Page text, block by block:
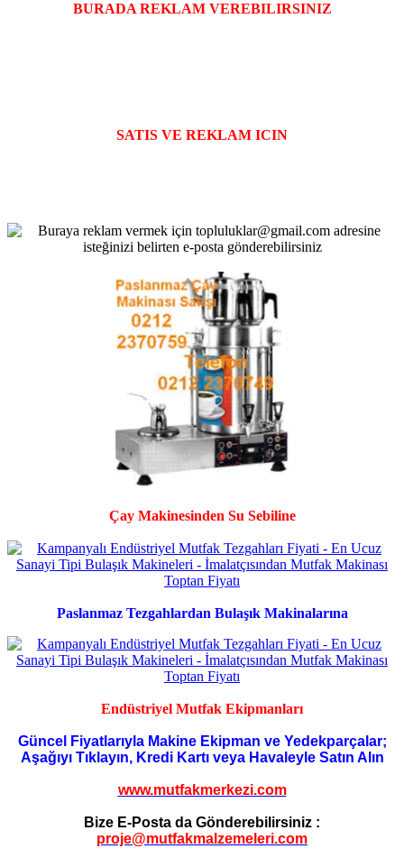
BURADA REKLAM VEREBILIRSINIZ
SATIS VE REKLAM ICIN
Çay Makinesinden Su Sebiline
Paslanmaz Tezgahlardan Bulaşık Makinalarına
Endüstriyel Mutfak Ekipmanları
Güncel Fiyatlarıyla Makine Ekipman ve Yedekparçalar;
Aşağıyı Tıklayın, Kredi Kartı veya Havaleyle Satın Alın
www.mutfakmerkezi.com
Bize E-Posta da Gönderebilirsiniz :
proje@mutfakmalzemeleri.com